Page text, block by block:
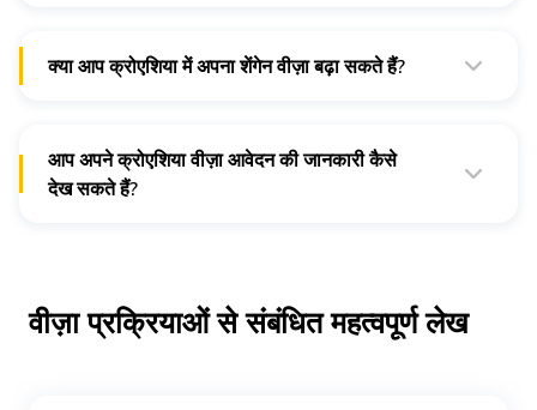
क्या आप क्रोएशिया में अपना शेंगेन वीज़ा बढ़ा सकते हैं?
आप अपने क्रोएशिया वीज़ा आवेदन की जानकारी कैसे
देख सकते हैं?
वीज़ा प्रक्रियाओं से संबंधित महत्वपूर्ण लेख